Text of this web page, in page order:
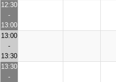
12:30
-
13:00
13:00
-
13:30
13:30
-